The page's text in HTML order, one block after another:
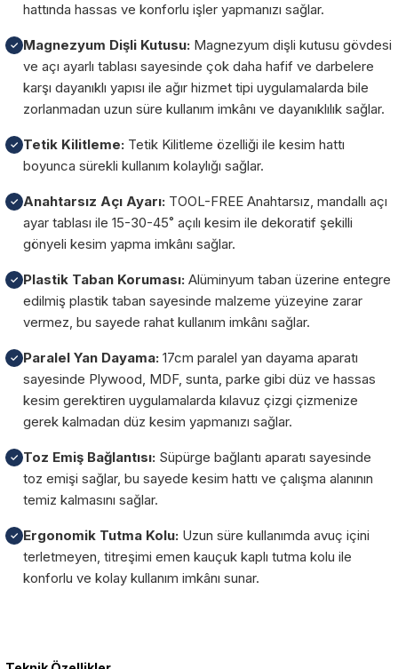
hattında hassas ve konforlu işler yapmanızı sağlar.
✓ Magnezyum Dişli Kutusu: Magnezyum dişli kutusu gövdesi
ve açı ayarlı tablası sayesinde çok daha hafif ve darbelere
karşı dayanıklı yapısı ile ağır hizmet tipi uygulamalarda bile
zorlanmadan uzun süre kullanım imkânı ve dayanıklılık sağlar.
✓ Tetik Kilitleme: Tetik Kilitleme özelliği ile kesim hattı
boyunca sürekli kullanım kolaylığı sağlar.
✓ Anahtarsız Açı Ayarı: TOOL-FREE Anahtarsız, mandallı açı
ayar tablası ile 15-30-45˚ açılı kesim ile dekoratif şekilli
gönyeli kesim yapma imkânı sağlar.
✓ Plastik Taban Koruması: Alüminyum taban üzerine entegre
edilmiş plastik taban sayesinde malzeme yüzeyine zarar
vermez, bu sayede rahat kullanım imkânı sağlar.
✓ Paralel Yan Dayama: 17cm paralel yan dayama aparatı
sayesinde Plywood, MDF, sunta, parke gibi düz ve hassas
kesim gerektiren uygulamalarda kılavuz çizgi çizmenize
gerek kalmadan düz kesim yapmanızı sağlar.
✓ Toz Emiş Bağlantısı: Süpürge bağlantı aparatı sayesinde
toz emişi sağlar, bu sayede kesim hattı ve çalışma alanının
temiz kalmasını sağlar.
✓ Ergonomik Tutma Kolu: Uzun süre kullanımda avuç içini
terletmeyen, titreşimi emen kauçuk kaplı tutma kolu ile
konforlu ve kolay kullanım imkânı sunar.